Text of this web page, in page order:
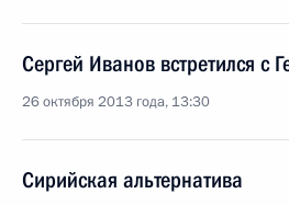
Сергей Иванов встретился с
26 октября 2013 года, 13:30
Сирийская альтернатива